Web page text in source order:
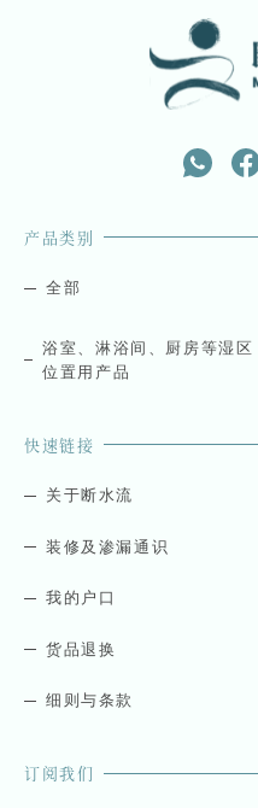
产品类别
全部
浴室、淋浴间、厨房等湿区
位置用产品
快速链接
关于断水流
装修及渗漏通识
我的户口
货品退换
细则与条款
订阅我们